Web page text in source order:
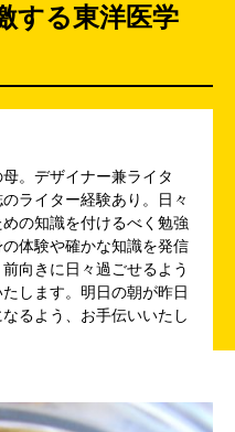
する東洋医学
。デザイナー兼ライタ
ライター経験あり。日々
の知識を付けるべく勉強
体験や確かな知識を発信
向きに日々過ごせるよう
します。明日の朝が昨日
るよう、お手伝いいたし